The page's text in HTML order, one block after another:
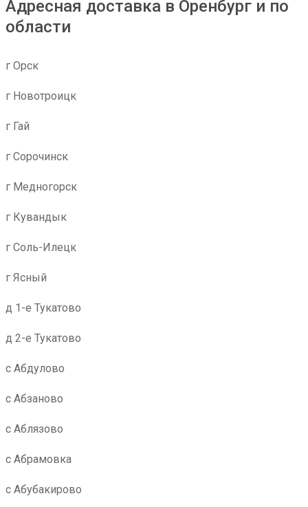
Адресная доставка в Оренбург и по
области
г Орск
г Новотроицк
г Гай
г Сорочинск
г Медногорск
г Кувандык
г Соль-Илецк
г Ясный
д 1-е Тукатово
д 2-е Тукатово
с Абдулово
с Абзаново
с Аблязово
с Абрамовка
с Абубакирово